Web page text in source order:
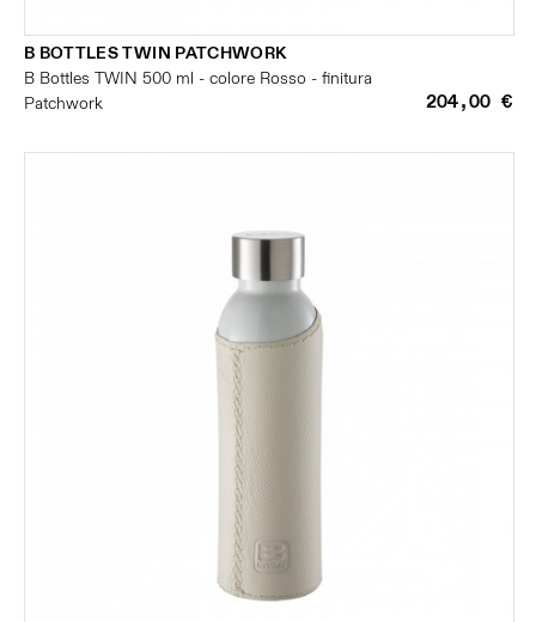
B BOTTLES TWIN PATCHWORK
B Bottles TWIN 500 ml - colore Rosso - finitura
Patchwork
204,00 €